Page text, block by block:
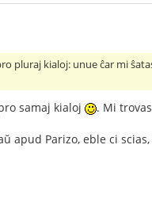
pluraj kialoj: unue ĉar mi
samaj kialoj . Mi
apud Parizo, eble ci